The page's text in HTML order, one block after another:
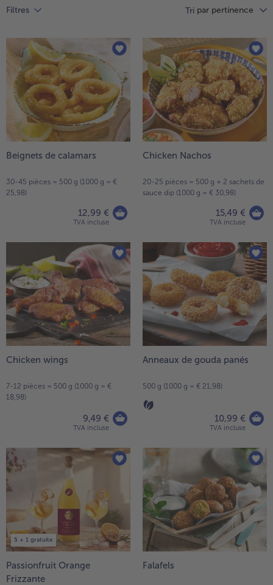
articles
sur
liste.
Filtres Tri par pertinence
Beignets de calamars
30-45 pièces = 500 g (1000 g = €
25,98)
12,99 €
TVA incluse
Chicken Nachos
20-25 pièces = 500 g + 2 sachets de
sauce dip (1000 g = € 30,98)
15,49 €
TVA incluse
Chicken wings
7-12 pièces = 500 g (1000 g = €
18,98)
9,49 €
TVA incluse
Anneaux de gouda panés
500 g (1000 g = € 21,98)
10,99 €
TVA incluse
5 + 1 gratuite
Passionfruit Orange
Frizzante
Falafels